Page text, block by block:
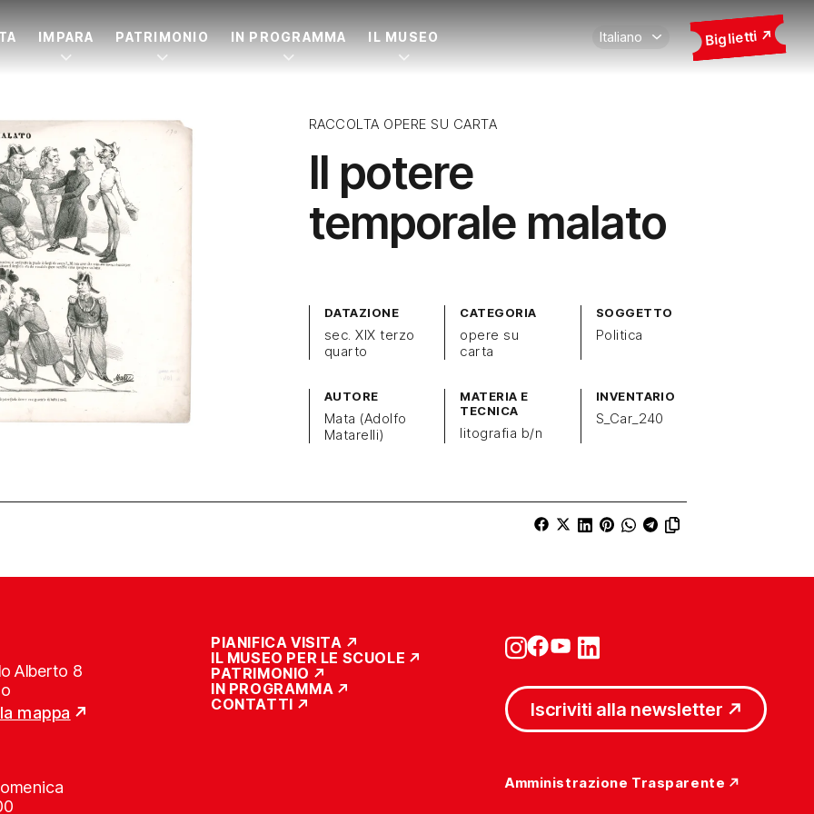
IMPARA PATRIMONIO IN PROGRAMMA IL MUSEO Biglietti
RACCOLTA OPERE SU CARTA
Il potere
temporale malato
DATAZIONE
sec. XIX terzo
quarto
CATEGORIA
opere su
carta
SOGGETTO
Politica
AUTORE
Mata (Adolfo
Matarelli)
MATERIA E
TECNICA
litografia b/n
INVENTARIO
S_Car_240
Alberto 8
mappa
PIANIFICA VISITA
IL MUSEO PER LE SCUOLE
PATRIMONIO
IN PROGRAMMA
CONTATTI
Iscriviti alla newsletter
Amministrazione Trasparente